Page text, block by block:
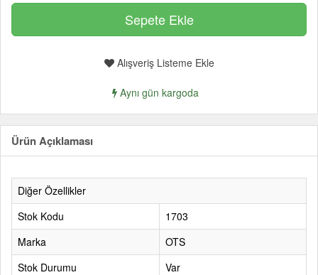
Alışveriş Listeme Ekle
Aynı gün kargoda
Ürün Açıklaması
Diğer Özellikler
Stok Kodu
1703
Marka
OTS
Stok Durumu
Var